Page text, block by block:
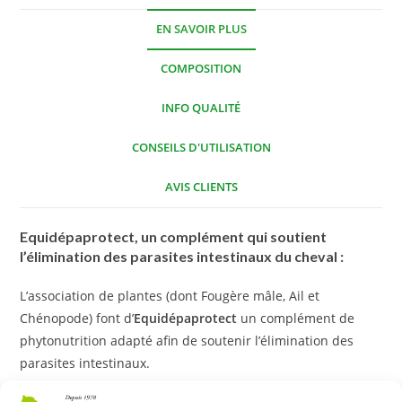
EN SAVOIR PLUS
COMPOSITION
INFO QUALITÉ
CONSEILS D'UTILISATION
AVIS CLIENTS
Equidépaprotect, un complément qui soutient
l’élimination des parasites intestinaux du cheval :
L’association de plantes (dont Fougère mâle, Ail et
Chénopode) font d’Equidépaprotect un complément de
phytonutrition adapté afin de soutenir l’élimination des
parasites intestinaux.